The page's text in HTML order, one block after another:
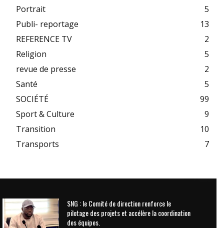
Portrait
5
Publi- reportage
13
REFERENCE TV
2
Religion
5
revue de presse
2
Santé
5
SOCIÉTÉ
99
Sport & Culture
9
Transition
10
Transports
7
SNG : le Comité de direction renforce le
pilotage des projets et accélère la coordination
des équipes.